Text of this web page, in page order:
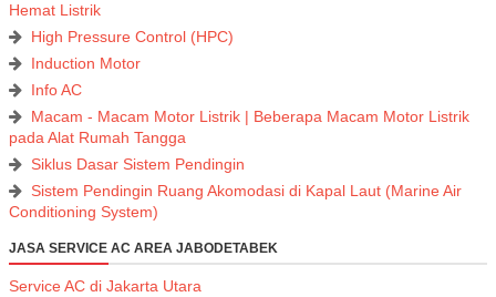
Hemat Listrik
High Pressure Control (HPC)
Induction Motor
Info AC
Macam - Macam Motor Listrik | Beberapa Macam Motor Listrik
pada Alat Rumah Tangga
Siklus Dasar Sistem Pendingin
Sistem Pendingin Ruang Akomodasi di Kapal Laut (Marine Air
Conditioning System)
JASA SERVICE AC AREA JABODETABEK
Service AC di Jakarta Utara